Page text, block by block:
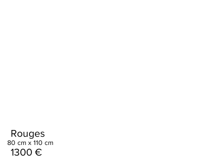
Rouges
1300 €
80 cm x 110 cm